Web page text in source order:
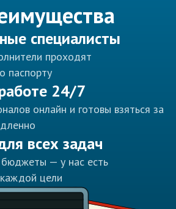
специалисты
проходят
паспорту
24/7
онлайн и готовы взяться за
всех задач
— у нас есть
цели